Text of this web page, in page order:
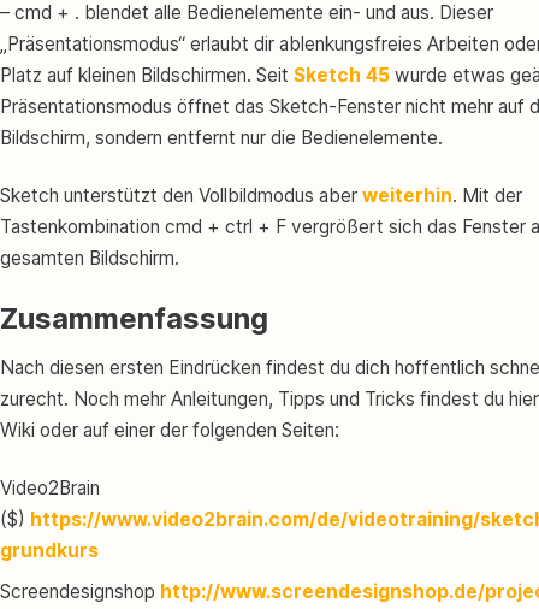
– cmd + . blendet alle Bedienelemente ein- und aus. Dieser
„Präsentationsmodus“ erlaubt dir ablenkungsfreies Arbeiten
Platz auf kleinen Bildschirmen. Seit Sketch 45 wurde etwas
Präsentationsmodus öffnet das Sketch-Fenster nicht mehr auf
Bildschirm, sondern entfernt nur die Bedienelemente.
Sketch unterstützt den Vollbildmodus aber weiterhin. Mit der
Tastenkombination cmd + ctrl + F vergrößert sich das Fenster
gesamten Bildschirm.
Zusammenfassung
Nach diesen ersten Eindrücken findest du dich hoffentlich
zurecht. Noch mehr Anleitungen, Tipps und Tricks findest du
Wiki oder auf einer der folgenden Seiten:
Video2Brain
($) https://www.video2brain.com/de/videotraining/
grundkurs
Screendesignshop http://www.screendesignshop.de/